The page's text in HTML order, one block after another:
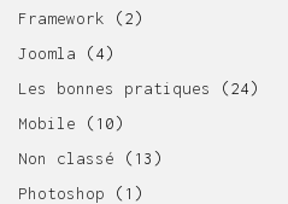
Framework (2)
Joomla (4)
Les bonnes pratiques
(24)
Mobile (10)
Non classé (13)
Photoshop (1)